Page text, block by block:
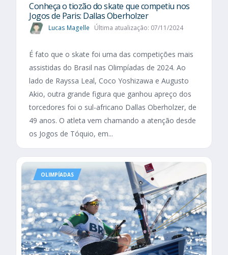
Conheça o tiozão do skate que competiu nos
Jogos de Paris: Dallas Oberholzer
Lucas Magelle Última atualização: 07/11/2024
É fato que o skate foi uma das competições mais
assistidas do Brasil nas Olimpíadas de 2024. Ao
lado de Rayssa Leal, Coco Yoshizawa e Augusto
Akio, outra grande figura que ganhou apreço dos
torcedores foi o sul-africano Dallas Oberholzer, de
49 anos. O atleta vem chamando a atenção desde
os Jogos de Tóquio, em...
OLIMPÍADAS